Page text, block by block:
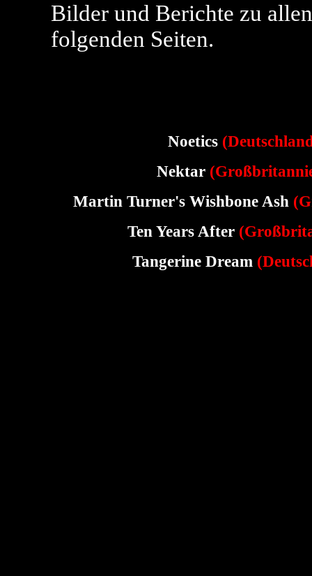
Bilder und Berichte zu
folgenden Seiten.
Noetics (
Nektar (
Martin Turner's Wishbone Ash (
Ten Years After (
Tangerine Dream